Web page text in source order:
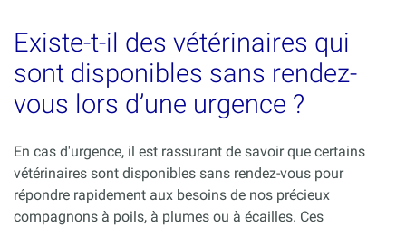
Existe-t-il des vétérinaires qui
sont disponibles sans rendez-
vous lors d’une urgence ?
En cas d'urgence, il est rassurant de savoir que certains
vétérinaires sont disponibles sans rendez-vous pour
répondre rapidement aux besoins de nos précieux
compagnons à poils, à plumes ou à écailles. Ces